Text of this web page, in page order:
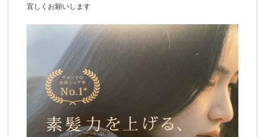
宜しくお願いします